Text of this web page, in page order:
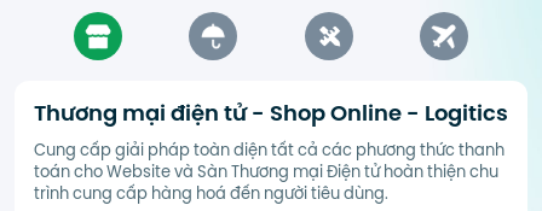
Thương mại điện tử - Shop Online - Logitics
Cung cấp giải pháp toàn diện tất cả các phương thức thanh
toán cho Website và Sàn Thương mại Điện tử hoàn thiện chu
trình cung cấp hàng hoá đến người tiêu dùng.